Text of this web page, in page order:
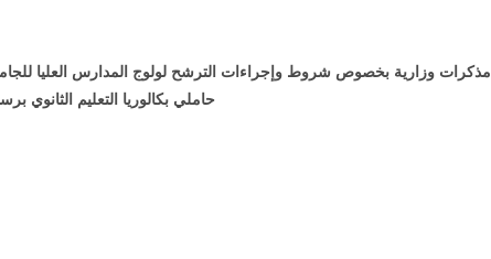
مذكرات وزارية بخصوص شروط وإجراءات الترشح لولوج المدارس العليا
حاملي بكالوريا التعليم الثانوي برسم